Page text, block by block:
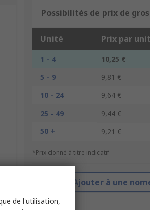
Possibilités de prix de gros
Unité Prix par
1 - 4
10,25 €
5 - 9
9,81 €
10 - 24
9,64 €
25 - 49
9,44 €
50 +
9,21 €
*Prix donné à titre indicatif
Ajouter à une
de l'utilisation,